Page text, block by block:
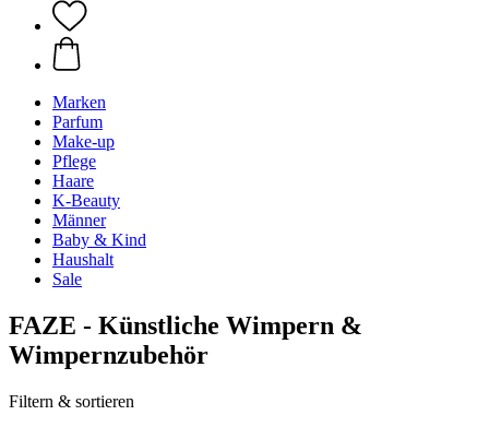
Marken
Parfum
Make-up
Pflege
Haare
K-Beauty
Männer
Baby & Kind
Haushalt
Sale
FAZE - Künstliche Wimpern &
Wimpernzubehör
Filtern & sortieren